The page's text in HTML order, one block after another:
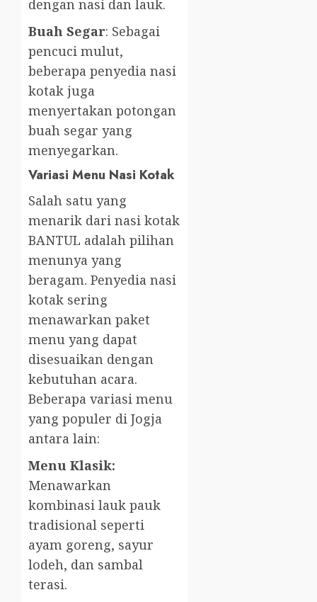
dengan nasi dan lauk.
Buah Segar: Sebagai
pencuci mulut,
beberapa penyedia nasi
kotak juga
menyertakan potongan
buah segar yang
menyegarkan.
Variasi Menu Nasi Kotak
Salah satu yang
menarik dari nasi kotak
BANTUL adalah pilihan
menunya yang
beragam. Penyedia nasi
kotak sering
menawarkan paket
menu yang dapat
disesuaikan dengan
kebutuhan acara.
Beberapa variasi menu
yang populer di Jogja
antara lain:
Menu Klasik:
Menawarkan
kombinasi lauk pauk
tradisional seperti
ayam goreng, sayur
lodeh, dan sambal
terasi.